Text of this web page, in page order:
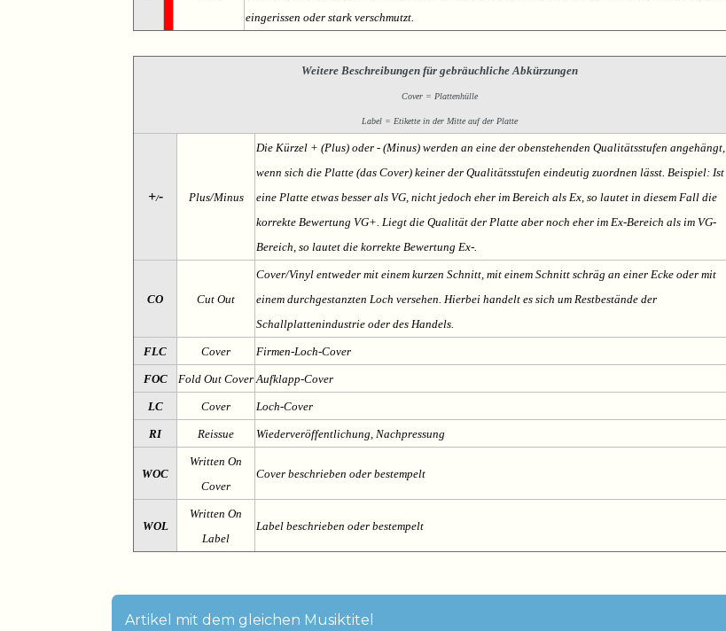
eingerissen oder stark verschmutzt.
Weitere Beschreibungen für gebräuchliche Abkürzungen
Cover = Plattenhülle
Label = Etikette in der Mitte auf der Platte
+/- Plus/Minus
Die Kürzel + (Plus) oder - (Minus) werden an eine der obenstehenden Qualitätsstufen angehängt,
wenn sich die Platte (das Cover) keiner der Qualitätsstufen eindeutig zuordnen lässt. Beispiel: Ist
eine Platte etwas besser als VG, nicht jedoch eher im Bereich als Ex, so lautet in diesem Fall die
korrekte Bewertung VG+. Liegt die Qualität der Platte aber noch eher im Ex-Bereich als im VG-
Bereich, so lautet die korrekte Bewertung Ex-.
CO Cut Out
Cover/Vinyl entweder mit einem kurzen Schnitt, mit einem Schnitt schräg an einer Ecke oder mit
einem durchgestanzten Loch versehen. Hierbei handelt es sich um Restbestände der
Schallplattenindustrie oder des Handels.
FLC Cover Firmen-Loch-Cover
FOC Fold Out Cover Aufklapp-Cover
LC Cover Loch-Cover
RI Reissue Wiederveröffentlichung, Nachpressung
WOC
Written On
Cover
Cover beschrieben oder bestempelt
WOL
Written On
Label
Label beschrieben oder bestempelt
Artikel mit dem gleichen Musiktitel